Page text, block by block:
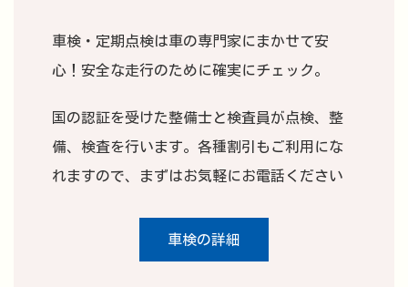
車検・定期点検は車の専門家にまかせて安
心！安全な走行のために確実にチェック。
国の認証を受けた整備士と検査員が点検、整
備、検査を行います。各種割引もご利用にな
れますので、まずはお気軽にお電話ください
車検の詳細